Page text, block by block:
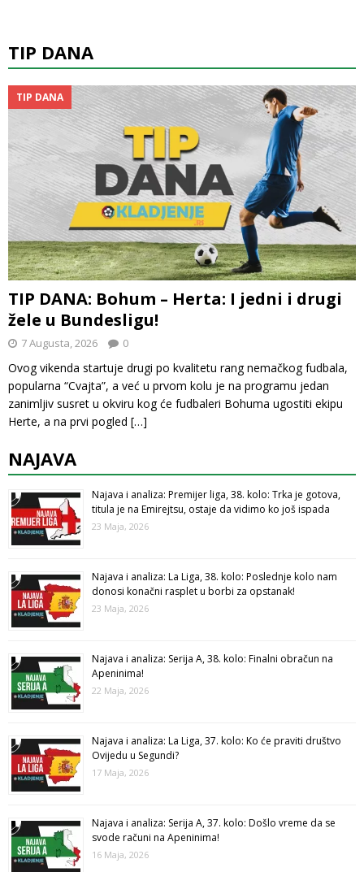
TIP DANA
TIP DANA
TIP DANA: Bohum – Herta: I jedni i drugi
žele u Bundesligu!
7 Augusta, 2026 0
Ovog vikenda startuje drugi po kvalitetu rang nemačkog fudbala,
popularna “Cvajta”, a već u prvom kolu je na programu jedan
zanimljiv susret u okviru kog će fudbaleri Bohuma ugostiti ekipu
Herte, a na prvi pogled […]
NAJAVA
Najava i analiza: Premijer liga, 38. kolo: Trka je gotova,
titula je na Emirejtsu, ostaje da vidimo ko još ispada
23 Maja, 2026
Najava i analiza: La Liga, 38. kolo: Poslednje kolo nam
donosi konačni rasplet u borbi za opstanak!
23 Maja, 2026
Najava i analiza: Serija A, 38. kolo: Finalni obračun na
Apeninima!
22 Maja, 2026
Najava i analiza: La Liga, 37. kolo: Ko će praviti društvo
Ovijedu u Segundi?
17 Maja, 2026
Najava i analiza: Serija A, 37. kolo: Došlo vreme da se
svode računi na Apeninima!
16 Maja, 2026